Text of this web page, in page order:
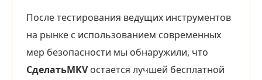
После тестирования ведущих инструментов
на рынке с использованием современных
мер безопасности мы обнаружили, что
СделатьMKVостается лучшей бесплатной